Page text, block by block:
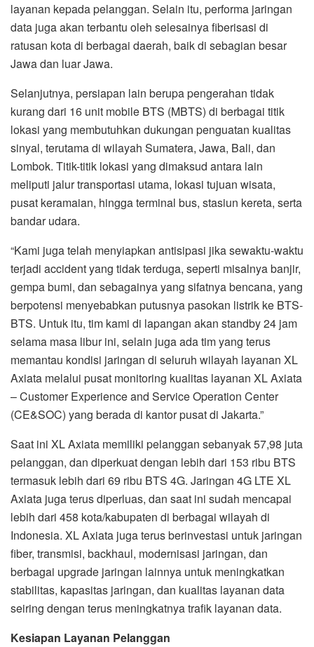
layanan kepada pelanggan. Selain itu, performa jaringan
data juga akan terbantu oleh selesainya fiberisasi di
ratusan kota di berbagai daerah, baik di sebagian besar
Jawa dan luar Jawa.
Selanjutnya, persiapan lain berupa pengerahan tidak
kurang dari 16 unit mobile BTS (MBTS) di berbagai titik
lokasi yang membutuhkan dukungan penguatan kualitas
sinyal, terutama di wilayah Sumatera, Jawa, Bali, dan
Lombok. Titik-titik lokasi yang dimaksud antara lain
meliputi jalur transportasi utama, lokasi tujuan wisata,
pusat keramaian, hingga terminal bus, stasiun kereta, serta
bandar udara.
“Kami juga telah menyiapkan antisipasi jika sewaktu-waktu
terjadi accident yang tidak terduga, seperti misalnya banjir,
gempa bumi, dan sebagainya yang sifatnya bencana, yang
berpotensi menyebabkan putusnya pasokan listrik ke BTS-
BTS. Untuk itu, tim kami di lapangan akan standby 24 jam
selama masa libur ini, selain juga ada tim yang terus
memantau kondisi jaringan di seluruh wilayah layanan XL
Axiata melalui pusat monitoring kualitas layanan XL Axiata
– Customer Experience and Service Operation Center
(CE&SOC) yang berada di kantor pusat di Jakarta.”
Saat ini XL Axiata memiliki pelanggan sebanyak 57,98 juta
pelanggan, dan diperkuat dengan lebih dari 153 ribu BTS
termasuk lebih dari 69 ribu BTS 4G. Jaringan 4G LTE XL
Axiata juga terus diperluas, dan saat ini sudah mencapai
lebih dari 458 kota/kabupaten di berbagai wilayah di
Indonesia. XL Axiata juga terus berinvestasi untuk jaringan
fiber, transmisi, backhaul, modernisasi jaringan, dan
berbagai upgrade jaringan lainnya untuk meningkatkan
stabilitas, kapasitas jaringan, dan kualitas layanan data
seiring dengan terus meningkatnya trafik layanan data.
Kesiapan Layanan Pelanggan